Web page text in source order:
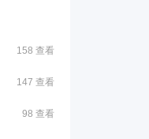
158 查看
147 查看
98 查看